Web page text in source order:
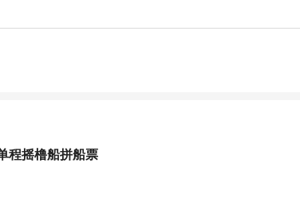
程摇橹船拼船票